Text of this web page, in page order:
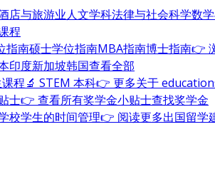
店与旅游业人文学科法律与社会科学数
程
指南硕士学位指南MBA指南博士指南👉
印度新加坡韩国查看全部
程🔬 STEM 本科👉 更多关于
士👉 查看所有奖学金小贴士查找奖学金
校学生的时间管理👉 阅读更多出国留学